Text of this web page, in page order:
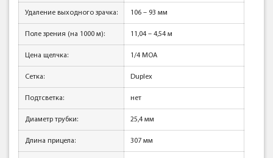
Удаление выходного зрачка: 106 – 93 мм
Поле зрения (на 1000 м): 11,04 – 4,54 м
Цена щелчка: 1/4 MOA
Сетка: Duplex
Подтсветка: нет
Диаметр трубки: 25,4 мм
Длина прицела: 307 мм